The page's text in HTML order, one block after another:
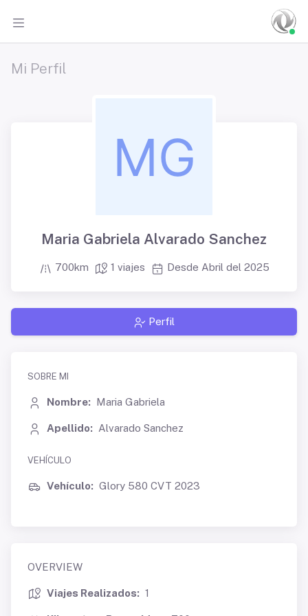
Mi Perfil
Maria Gabriela Alvarado Sanchez
700km 1 viajes Desde Abril del 2025
Perfil
SOBRE MI
Nombre: Maria Gabriela
Apellido: Alvarado Sanchez
VEHÍCULO
Vehículo: Glory 580 CVT 2023
OVERVIEW
Viajes Realizados: 1